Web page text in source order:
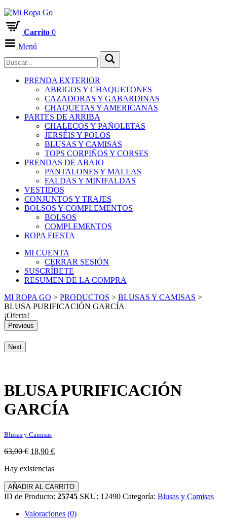
Carrito 0
Menú
PRENDA EXTERIOR
ABRIGOS Y CHAQUETONES
CAZADORAS Y GABARDINAS
CHAQUETAS Y AMERICANAS
PARTES DE ARRIBA
CHALECOS Y PAÑOLETAS
JERSÉIS Y POLOS
BLUSAS Y CAMISAS
TOPS CORPIÑOS Y CORSES
PRENDAS DE ABAJO
PANTALONES Y MALLAS
FALDAS Y MINIFALDAS
VESTIDOS
CONJUNTOS Y TRAJES
BOLSOS Y COMPLEMENTOS
BOLSOS
COMPLEMENTOS
ROPA FIESTA
MI CUENTA
CERRAR SESIÓN
SUSCRÍBETE
RESUMEN DE LA COMPRA
MI ROPA GO > PRODUCTOS > BLUSAS Y CAMISAS >
BLUSA PURIFICACIÓN GARCÍA
¡Oferta!
Previous
Next
BLUSA PURIFICACIÓN
GARCÍA
Blusas y Camisas
63,00€ El
original
63,00 €.
18,90 €El
18,90 €.
Hay existencias
BLUSA
PURIFICACIÓN
cantidad
AÑADIR AL CARRITO
ID de Producto: 25745 SKU: 12490 Categoría: Blusas y Camisas
Valoraciones (0)